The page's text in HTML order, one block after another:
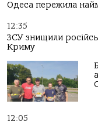
Одеса пережила
12:35
ЗСУ знищили
Криму
12:05